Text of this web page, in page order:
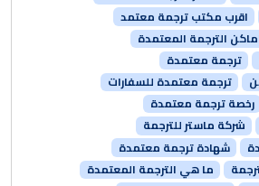
اقرب مكتب ترجمة معتمد
الترجمة المعتمدة
ترجمة معتمدة
ترجمة معتمدة للسفارات
رخصة ترجمة معتمدة
شركة ماستر للترجمة
شهادة ترجمة معتمدة
ما هي الترجمة المعتمدة